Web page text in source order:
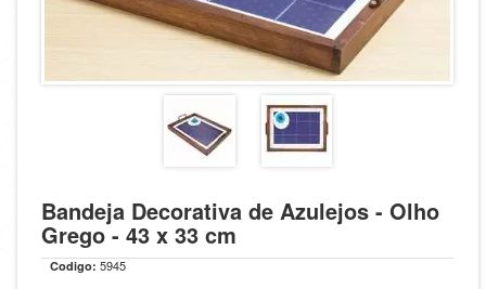
Bandeja Decorativa de Azulejos - Olho
Grego - 43 x 33 cm
Codigo: 5945